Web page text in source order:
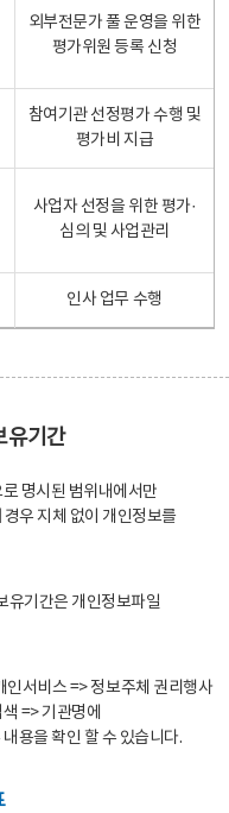
외부전문가 풀 운영을 위한
평가위원 등록 신청
참여기관 선정평가 수행 및
평가비 지급
사업자 선정을 위한 평가·
심의 및 사업관리
인사 업무 수행
유기간
명시된 범위내에서만
우 지체 없이 개인정보를
유기간은 개인정보파일
서비스 => 정보주체 권리행사
=> 기관명에
용을 확인 할 수 있습니다.